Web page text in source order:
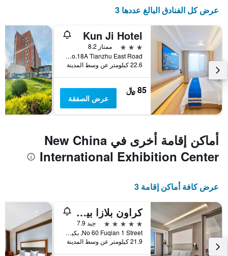
عرض كل الفنادق البالغ عددها 3
Kun Ji Hotel
3 نجوم
ممتاز 8.2
No.18A Tianzhu East Road, بكين, الصين
22.6 كيلومتر عن وسط المدينة
85 ﷼
عرض الصفقة
أماكن إقامة أخرى في New China
International Exhibition Center
عرض كافة أماكن إقامة 3
كراون بلازا بيكينج إنترناشونال أيربورت بي آيتش جي
5 نجوم
جيد 7.9
No 60 Fuqian 1 Street, بكين, الصين
21.9 كيلومتر عن وسط المدينة